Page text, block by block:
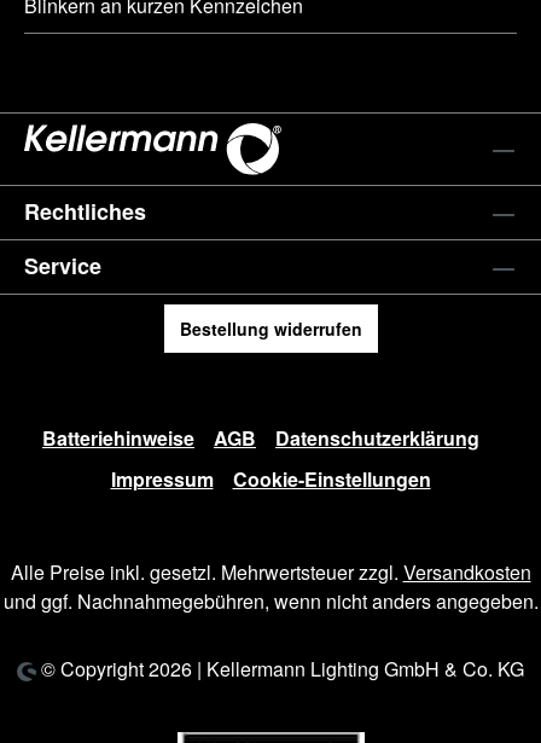
Blinkern an kurzen Kennzeichen
Rechtliches
Service
Bestellung widerrufen
Batteriehinweise AGB
Datenschutzerklärung
Impressum
Cookie-Einstellungen
Alle Preise inkl. gesetzl. Mehrwertsteuer zzgl. Versandkosten
und ggf. Nachnahmegebühren, wenn nicht anders angegeben.
© Copyright 2026 | Kellermann Lighting GmbH & Co. KG